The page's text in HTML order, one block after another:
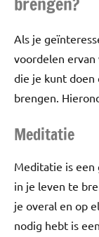
Als je
voordelen
die je kunt
brengen.
Meditatie
Meditatie is
in je leven te
je overal en op
nodig hebt is